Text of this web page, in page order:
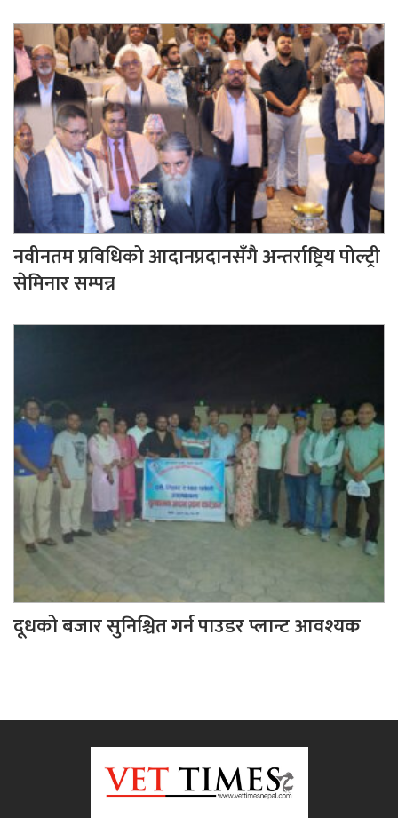
नवीनतम प्रविधिको आदानप्रदानसँगै अन्तर्राष्ट्रिय पोल्ट्री
सेमिनार सम्पन्न
दूधको बजार सुनिश्चित गर्न पाउडर प्लान्ट आवश्यक